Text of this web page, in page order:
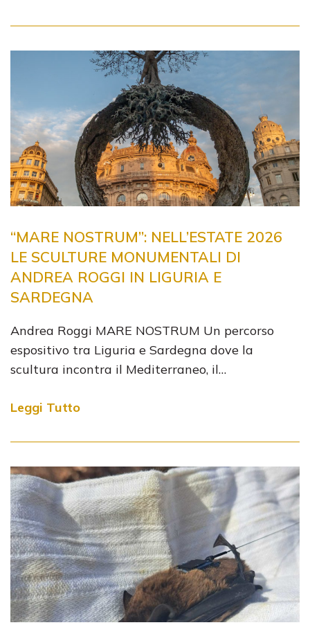
“MARE NOSTRUM”: NELL’ESTATE 2026
LE SCULTURE MONUMENTALI DI
ANDREA ROGGI IN LIGURIA E
SARDEGNA
Andrea Roggi MARE NOSTRUM Un percorso
espositivo tra Liguria e Sardegna dove la
scultura incontra il Mediterraneo, il…
Leggi Tutto